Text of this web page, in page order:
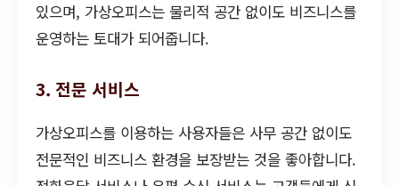
있으며, 가상오피스는 물리적 공간 없이도 비즈니스를
운영하는 토대가 되어줍니다.
3. 전문 서비스
가상오피스를 이용하는 사용자들은 사무 공간 없이도
전문적인 비즈니스 환경을 보장받는 것을 좋아합니다.